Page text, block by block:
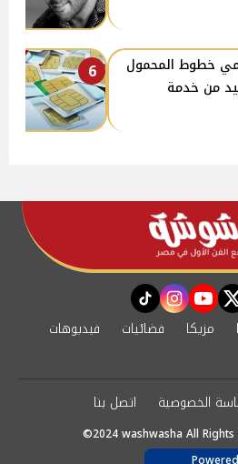
6
خطوط المحمول
من خدمة
twitter
youtube
instagram
tiktok
مزيكا فضائيات
فيديوهات
الخصوصية اتصل بنا
©2024 washwasha All Rights